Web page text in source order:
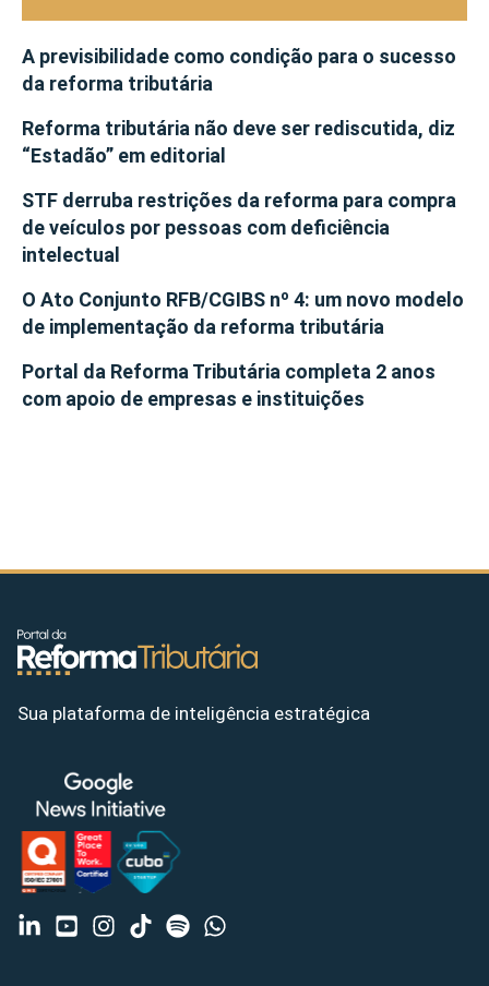
A previsibilidade como condição para o sucesso
da reforma tributária
Reforma tributária não deve ser rediscutida, diz
“Estadão” em editorial
STF derruba restrições da reforma para compra
de veículos por pessoas com deficiência
intelectual
O Ato Conjunto RFB/CGIBS nº 4: um novo modelo
de implementação da reforma tributária
Portal da Reforma Tributária completa 2 anos
com apoio de empresas e instituições
Sua plataforma de inteligência estratégica